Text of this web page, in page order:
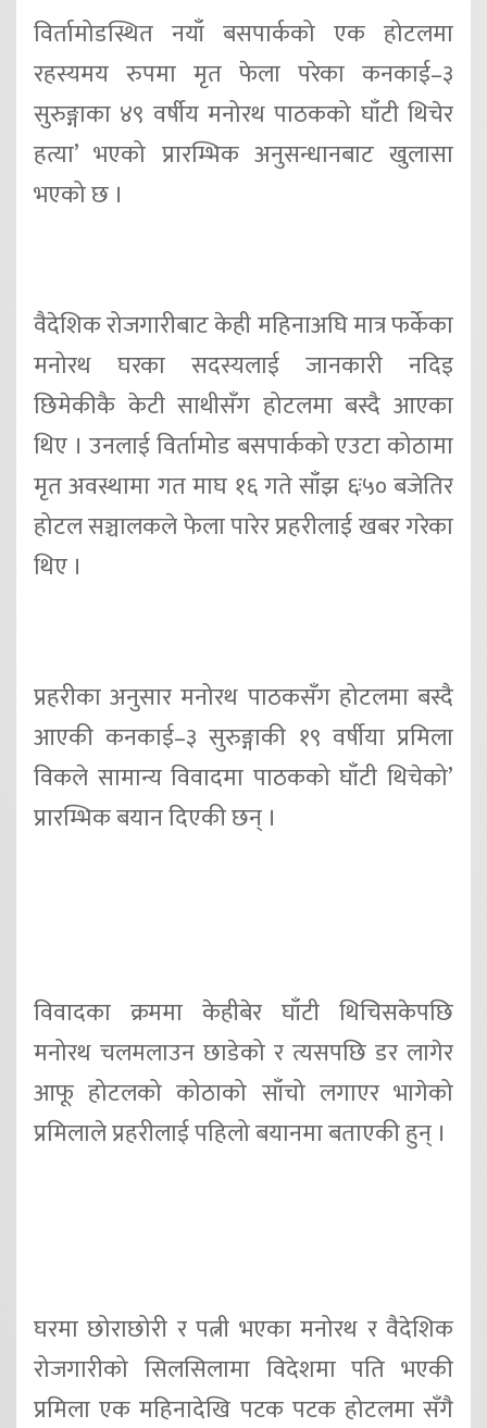
विर्तामोडस्थित नयाँ बसपार्कको एक होटलमा
रहस्यमय रुपमा मृत फेला परेका कनकाई–३
सुरुङ्गाका ४९ वर्षीय मनोरथ पाठकको घाँटी थिचेर
हत्या’ भएको प्रारम्भिक अनुसन्धानबाट खुलासा
भएको छ ।
वैदेशिक रोजगारीबाट केही महिनाअघि मात्र फर्केका
मनोरथ घरका सदस्यलाई जानकारी नदिइ
छिमेकीकै केटी साथीसँग होटलमा बस्दै आएका
थिए । उनलाई विर्तामोड बसपार्कको एउटा कोठामा
मृत अवस्थामा गत माघ १६ गते साँझ ६ः५० बजेतिर
होटल सञ्चालकले फेला पारेर प्रहरीलाई खबर गरेका
थिए ।
प्रहरीका अनुसार मनोरथ पाठकसँग होटलमा बस्दै
आएकी कनकाई–३ सुरुङ्गाकी १९ वर्षीया प्रमिला
विकले सामान्य विवादमा पाठकको घाँटी थिचेको’
प्रारम्भिक बयान दिएकी छन् ।
विवादका क्रममा केहीबेर घाँटी थिचिसकेपछि
मनोरथ चलमलाउन छाडेको र त्यसपछि डर लागेर
आफू होटलको कोठाको साँचो लगाएर भागेको
प्रमिलाले प्रहरीलाई पहिलो बयानमा बताएकी हुन् ।
घरमा छोराछोरी र पत्नी भएका मनोरथ र वैदेशिक
रोजगारीको सिलसिलामा विदेशमा पति भएकी
प्रमिला एक महिनादेखि पटक पटक होटलमा सँगै